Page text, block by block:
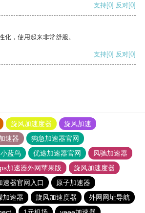
支持[0] 反对[0]
化，使用起来非常舒服。
支持[0] 反对[0]
旋风加速度器
旋风加速
速器
狗急加速器官网
小蓝鸟 优途加速器官网
风驰加速器
加速器外网苹果版
旋风加速度器
速器官网入口
原子加速器
加速器 旋风加速度器
外网网址导航